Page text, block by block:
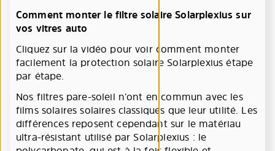
Comment monter le filtre solaire Solarplexius sur
vos vitres auto
Cliquez sur la vidéo pour voir comment monter
facilement la protection solaire Solarplexius étape
par étape.
Nos filtres pare-soleil n’ont en commun avec les
films solaires solaires classiques que leur utilité. Les
différences reposent cependant sur le matériau
ultra-résistant utilisé par Solarplexius : le